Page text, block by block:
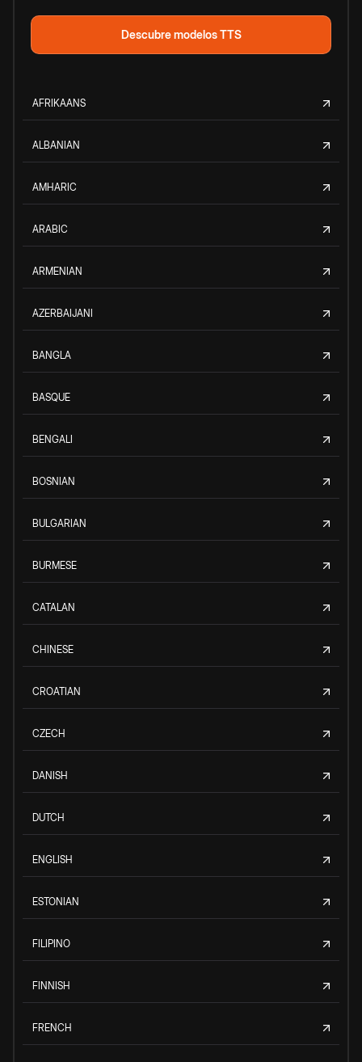
Descubre modelos TTS
AFRIKAANS
ALBANIAN
AMHARIC
ARABIC
ARMENIAN
AZERBAIJANI
BANGLA
BASQUE
BENGALI
BOSNIAN
BULGARIAN
BURMESE
CATALAN
CHINESE
CROATIAN
CZECH
DANISH
DUTCH
ENGLISH
ESTONIAN
FILIPINO
FINNISH
FRENCH